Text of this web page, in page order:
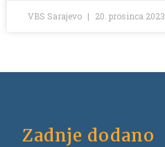
VBS Sarajevo 20. prosinca 2023.
Zadnje dodano